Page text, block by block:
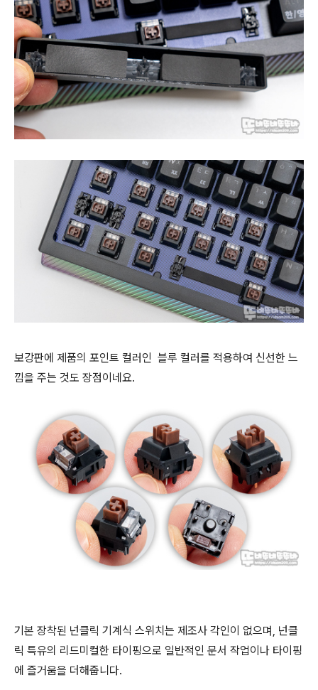
보강판에 제품의 포인트 컬러인 블루 컬러를 적용하여 신선한 느
낌을 주는 것도 장점이네요.
기본 장착된 넌클릭 기계식 스위치는 제조사 각인이 없으며, 넌클
릭 특유의 리드미컬한 타이핑으로 일반적인 문서 작업이나 타이핑
에 즐거움을 더해줍니다.